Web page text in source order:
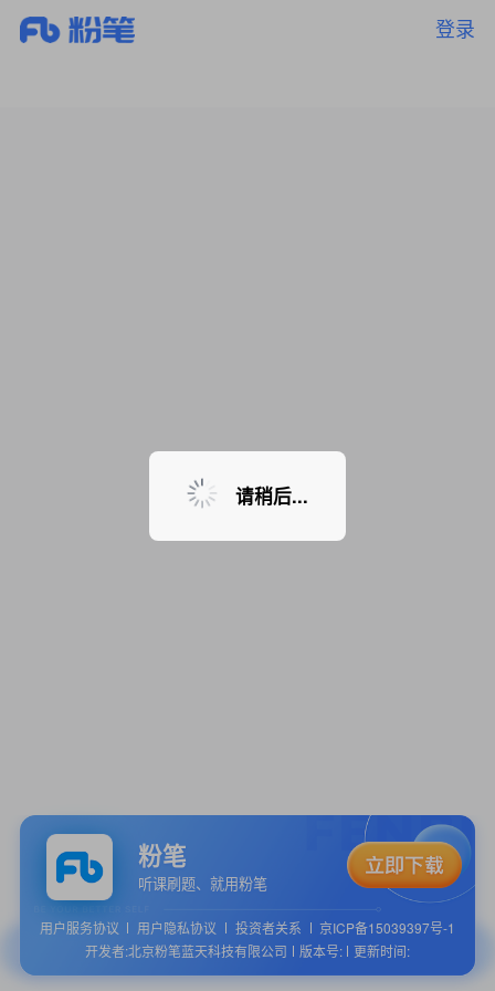
登录
暂无课程，敬请期待
粉笔
听课刷题、就用粉笔
用户服务协议 用户隐私协议 投资者关系
京ICP备15039397号-1
开发者:北京粉笔蓝天科技有限公司
版本号: 更新时间:
请稍后...